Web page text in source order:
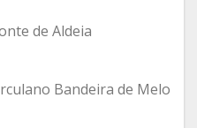
de Aldeia
Bandeira de Melo